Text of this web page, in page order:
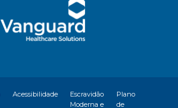
Acessibilidade
Escravidão
Moderna e
Plano
de